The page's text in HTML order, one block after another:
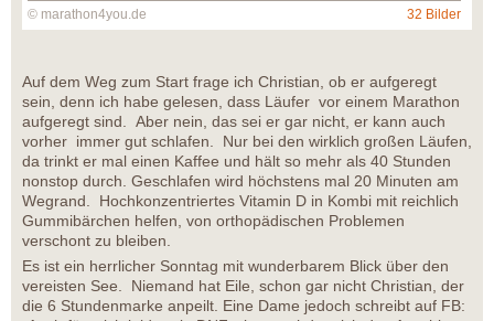
© marathon4you.de 32 Bilder
Auf dem Weg zum Start frage ich Christian, ob er aufgeregt
sein, denn ich habe gelesen, dass Läufer vor einem Marathon
aufgeregt sind. Aber nein, das sei er gar nicht, er kann auch
vorher immer gut schlafen. Nur bei den wirklich großen Läufen,
da trinkt er mal einen Kaffee und hält so mehr als 40 Stunden
nonstop durch. Geschlafen wird höchstens mal 20 Minuten am
Wegrand. Hochkonzentriertes Vitamin D in Kombi mit reichlich
Gummibärchen helfen, von orthopädischen Problemen
verschont zu bleiben.
Es ist ein herrlicher Sonntag mit wunderbarem Blick über den
vereisten See. Niemand hat Eile, schon gar nicht Christian, der
die 6 Stundenmarke anpeilt. Eine Dame jedoch schreibt auf FB: